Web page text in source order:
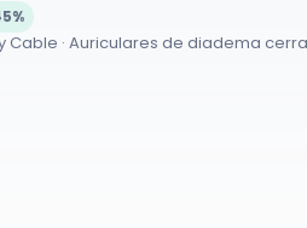
· Auriculares de diadema